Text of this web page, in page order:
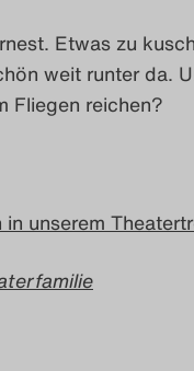
Etwas zu
weit runter da.
Fliegen reichen?
unserem